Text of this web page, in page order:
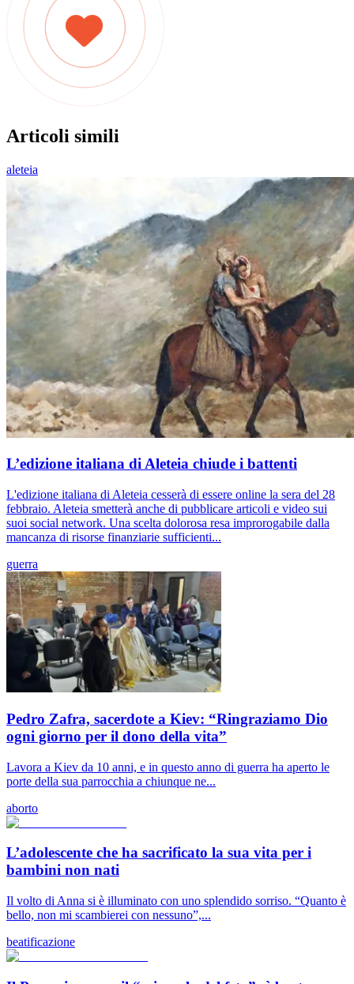
Articoli simili
aleteia
L’edizione italiana di Aleteia chiude i battenti
L'edizione italiana di Aleteia cesserà di essere online la sera del 28
febbraio. Aleteia smetterà anche di pubblicare articoli e video sui
suoi social network. Una scelta dolorosa resa improrogabile dalla
mancanza di risorse finanziarie sufficienti...
guerra
Pedro Zafra, sacerdote a Kiev: “Ringraziamo Dio
ogni giorno per il dono della vita”
Lavora a Kiev da 10 anni, e in questo anno di guerra ha aperto le
porte della sua parrocchia a chiunque ne...
aborto
L’adolescente che ha sacrificato la sua vita per i
bambini non nati
Il volto di Anna si è illuminato con uno splendido sorriso. “Quanto è
bello, non mi scambierei con nessuno”,...
beatificazione